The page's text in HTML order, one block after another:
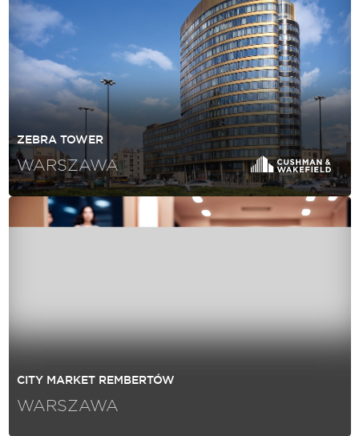
ZEBRA TOWER
WARSZAWA
CITY MARKET REMBERTÓW
WARSZAWA